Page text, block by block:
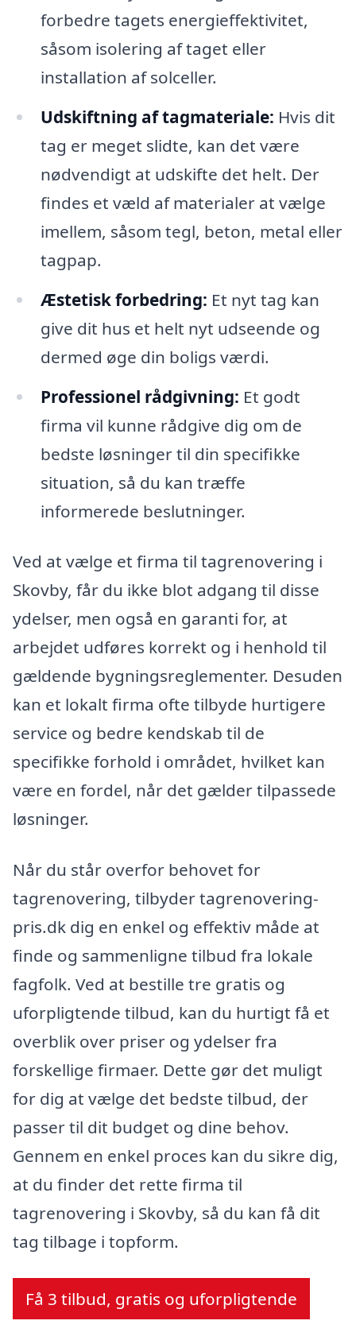
forbedre tagets energieffektivitet,
såsom isolering af taget eller
installation af solceller.
Udskiftning af tagmateriale: Hvis dit
tag er meget slidte, kan det være
nødvendigt at udskifte det helt. Der
findes et væld af materialer at vælge
imellem, såsom tegl, beton, metal eller
tagpap.
Æstetisk forbedring: Et nyt tag kan
give dit hus et helt nyt udseende og
dermed øge din boligs værdi.
Professionel rådgivning: Et godt
firma vil kunne rådgive dig om de
bedste løsninger til din specifikke
situation, så du kan træffe
informerede beslutninger.
Ved at vælge et firma til tagrenovering i
Skovby, får du ikke blot adgang til disse
ydelser, men også en garanti for, at
arbejdet udføres korrekt og i henhold til
gældende bygningsreglementer. Desuden
kan et lokalt firma ofte tilbyde hurtigere
service og bedre kendskab til de
specifikke forhold i området, hvilket kan
være en fordel, når det gælder tilpassede
løsninger.
Når du står overfor behovet for
tagrenovering, tilbyder tagrenovering-
pris.dk dig en enkel og effektiv måde at
finde og sammenligne tilbud fra lokale
fagfolk. Ved at bestille tre gratis og
uforpligtende tilbud, kan du hurtigt få et
overblik over priser og ydelser fra
forskellige firmaer. Dette gør det muligt
for dig at vælge det bedste tilbud, der
passer til dit budget og dine behov.
Gennem en enkel proces kan du sikre dig,
at du finder det rette firma til
tagrenovering i Skovby, så du kan få dit
tag tilbage i topform.
Få 3 tilbud, gratis og uforpligtende